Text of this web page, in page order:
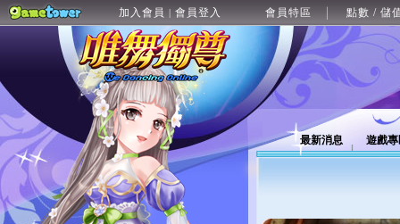
加入會員 | 會員登入 會員特區 點數 / 儲
最新消息 遊戲